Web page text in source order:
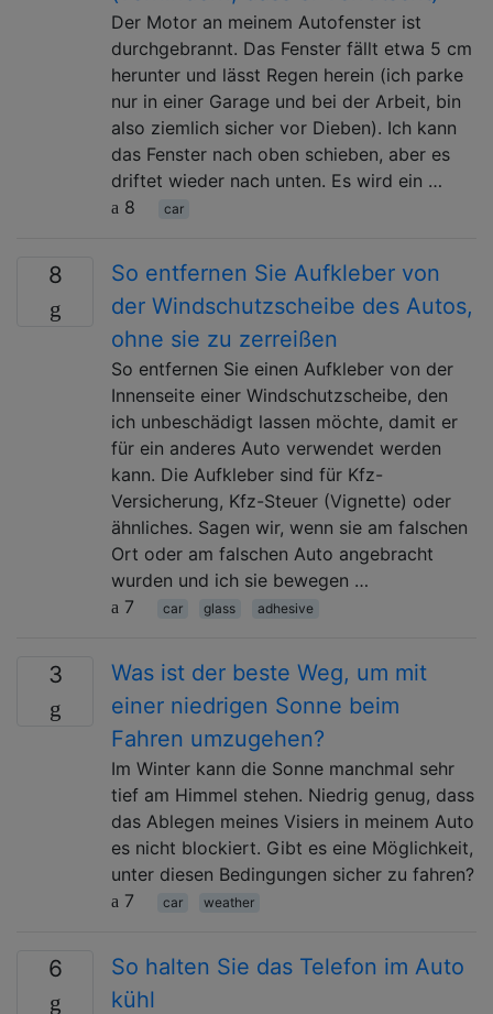
Der Motor an meinem Autofenster ist
durchgebrannt. Das Fenster fällt etwa 5 cm
herunter und lässt Regen herein (ich parke
nur in einer Garage und bei der Arbeit, bin
also ziemlich sicher vor Dieben). Ich kann
das Fenster nach oben schieben, aber es
driftet wieder nach unten. Es wird ein …
8
car
8
So entfernen Sie Aufkleber von
der Windschutzscheibe des Autos,
ohne sie zu zerreißen
So entfernen Sie einen Aufkleber von der
Innenseite einer Windschutzscheibe, den
ich unbeschädigt lassen möchte, damit er
für ein anderes Auto verwendet werden
kann. Die Aufkleber sind für Kfz-
Versicherung, Kfz-Steuer (Vignette) oder
ähnliches. Sagen wir, wenn sie am falschen
Ort oder am falschen Auto angebracht
wurden und ich sie bewegen …
7
car glass adhesive
3
Was ist der beste Weg, um mit
einer niedrigen Sonne beim
Fahren umzugehen?
Im Winter kann die Sonne manchmal sehr
tief am Himmel stehen. Niedrig genug, dass
das Ablegen meines Visiers in meinem Auto
es nicht blockiert. Gibt es eine Möglichkeit,
unter diesen Bedingungen sicher zu fahren?
7
car weather
6
So halten Sie das Telefon im Auto
kühl